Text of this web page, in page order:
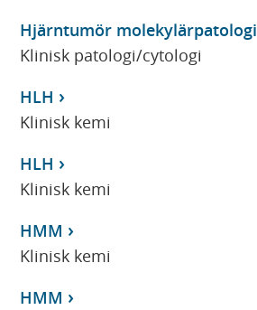
Hjärntumör molekylärpatologi
Klinisk patologi/cytologi
HLH
Klinisk kemi
HLH
Klinisk kemi
HMM
Klinisk kemi
HMM